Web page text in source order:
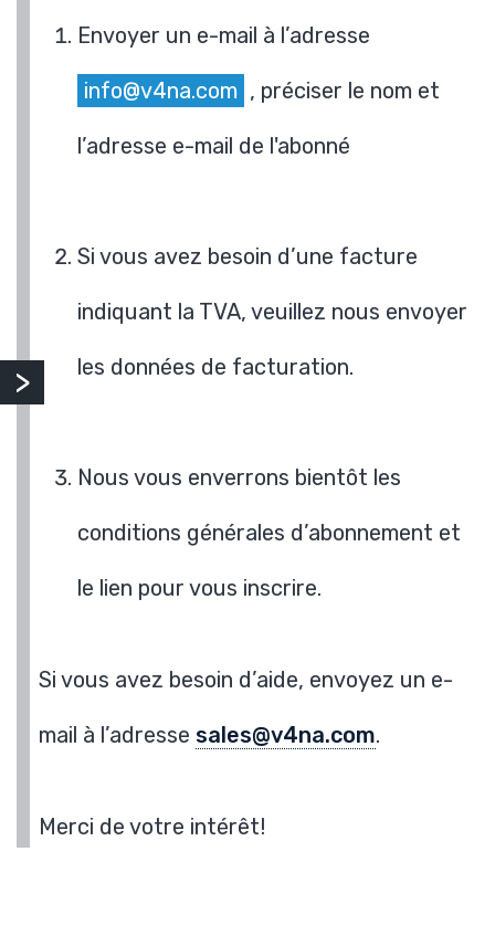
Envoyer un e-mail à l’adresse
info@v4na.com , préciser le nom et
l’adresse e-mail de l'abonné
Si vous avez besoin d’une facture
indiquant la TVA, veuillez nous envoyer
les données de facturation.
Nous vous enverrons bientôt les
conditions générales d’abonnement et
le lien pour vous inscrire.
Si vous avez besoin d’aide, envoyez un e-
mail à l’adresse sales@v4na.com.
Merci de votre intérêt!